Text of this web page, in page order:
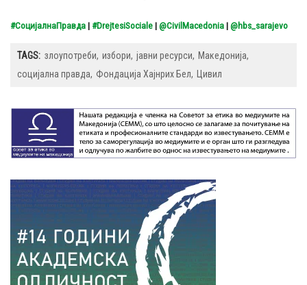
#СоцијалнаПравда|#DrejtesiSociale|@CivilMacedonia|@hbs_sarajevo
TAGS: злоупотреби избори јавни ресурси
Македонија
социјална правда
Фондација Хајнрих Бел Цивил